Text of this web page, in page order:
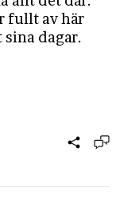
fullt av här
sina dagar.